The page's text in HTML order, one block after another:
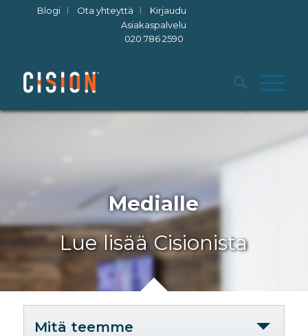
Blogi Ota yhteyttä
Kirjaudu
Asiakaspalvelu
020 786 2590
Medialle
Lue lisää Cisionista
Mitä teemme